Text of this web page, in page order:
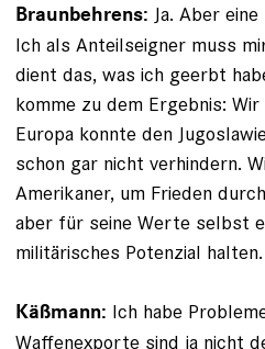
Braunbehrens: Ja. Aber
Ich als Anteilseigner muss
dient das, was ich geerbt
komme zu dem Ergebnis:
Europa konnte den
schon gar nicht verhindern.
Amerikaner, um Frieden
aber für seine Werte selbst
militärisches Potenzial halten.
Käßmann: Ich habe
Waffen­exporte sind ja nicht